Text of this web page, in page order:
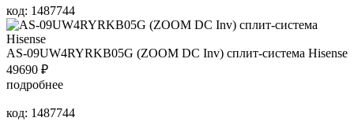
код: 1487744
AS-09UW4RYRKB05G (ZOOM DC Inv) сплит-система Hisense
49690 ₽
подробнее
код: 1487744